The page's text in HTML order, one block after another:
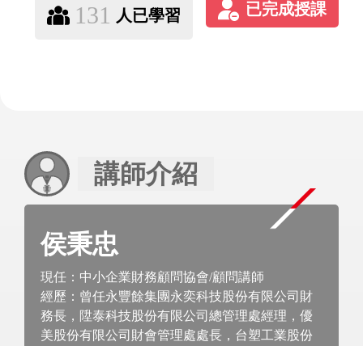
131 人已學習
講師介紹
侯秉忠
現任：中小企業財務顧問協會/顧問講師
經歷：曾任永豐餘集團永奕科技股份有限公司財
務長，陞泰科技股份有限公司總管理處經理，優
美股份有限公司財會管理處處長，台塑工業股份